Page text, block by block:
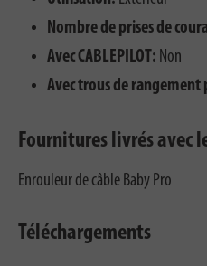
Nombre de prises de
Avec CABLEPILOT: Non
Avec trous de rangement
Fournitures livrés avec
Enrouleur de câble Baby Pro
Téléchargements